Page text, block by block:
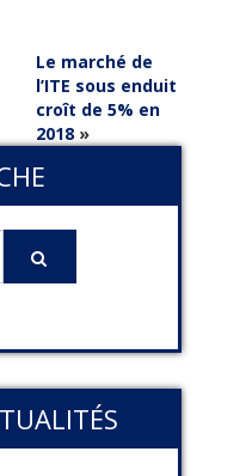
Le marché de
l’ITE sous enduit
croît de 5% en
2018»